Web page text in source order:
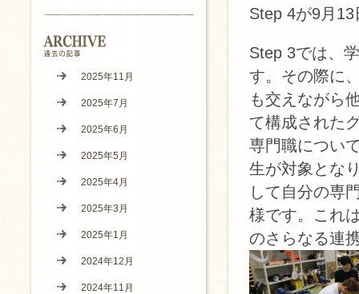
Step 4が9月
Step 3では、
す。その際に
も交えながら
て構成された
専門職につい
生が対象とな
して自分の専
様です。これ
のさらなる連
2025年11月
2025年7月
2025年6月
2025年5月
2025年4月
2025年3月
2025年1月
2024年12月
2024年11月